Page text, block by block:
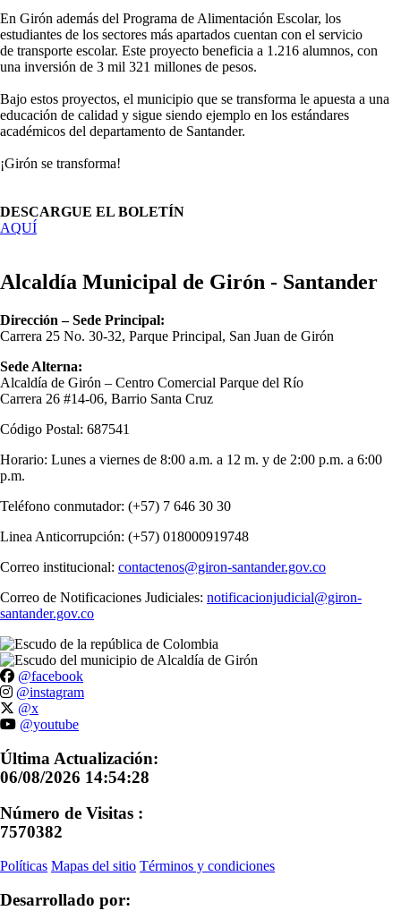
En Girón además del Programa de Alimentación Escolar, los
estudiantes de los sectores más apartados cuentan con el servicio
de transporte escolar. Este proyecto beneficia a 1.216 alumnos, con
una inversión de 3 mil 321 millones de pesos.
Bajo estos proyectos, el municipio que se transforma le apuesta a una
educación de calidad y sigue siendo ejemplo en los estándares
académicos del departamento de Santander.
¡Girón se transforma!
DESCARGUE EL BOLETÍN
AQUÍ
Alcaldía Municipal de Girón - Santander
Dirección – Sede Principal:
Carrera 25 No. 30-32, Parque Principal, San Juan de Girón
Sede Alterna:
Alcaldía de Girón – Centro Comercial Parque del Río
Carrera 26 #14-06, Barrio Santa Cruz
Código Postal: 687541
Horario: Lunes a viernes de 8:00 a.m. a 12 m. y de 2:00 p.m. a 6:00
p.m.
Teléfono conmutador: (+57) 7 646 30 30
Linea Anticorrupción: (+57) 018000919748
Correo institucional: contactenos@giron-santander.gov.co
Correo de Notificaciones Judiciales: notificacionjudicial@giron-
santander.gov.co
@facebook
@instagram
@x
@youtube
Última Actualización:
06/08/2026 14:54:28
Número de Visitas :
7570382
Políticas Mapas del sitio Términos y condiciones
Desarrollado por: